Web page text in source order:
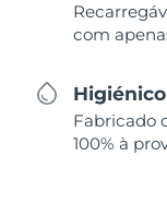
com
Fabricado
100% à